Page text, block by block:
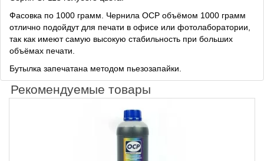
Фасовка по 1000 грамм. Чернила OCP объёмом 1000 грамм
отлично подойдут для печати в офисе или фотолаборатории,
так как имеют самую высокую стабильность при больших
объёмах печати.
Бутылка запечатана методом пьезозапайки.
Рекомендуемые товары